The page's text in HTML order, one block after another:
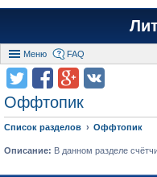
Меню FAQ
Оффтопик
Список разделов Оффтопик
Описание: В данном разделе